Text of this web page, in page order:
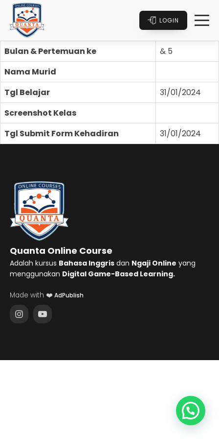
LOGIN
Bulan & Pertemuan ke
& 5
Nama Murid
Tgl Belajar
31/01/2024
Screenshot Kelas
Tgl Submit Form Kehadiran
31/01/2024
Quanta Online Course
Adalah kursus Bahasa Inggris dan Ngaji Online yang
menggunakan Digital Game-Based Learning.
Made with ❤️ AdPublish